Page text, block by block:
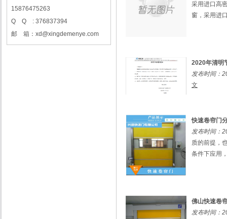
15876475263
Q Q : 376837394
邮 箱：xd@xingdemenye.com
采用进口高
窗，采用进
2020年清明
发布时间：
文
快速卷帘门
发布时间：
质的前提，
条件下应用
佛山快速卷
发布时间：